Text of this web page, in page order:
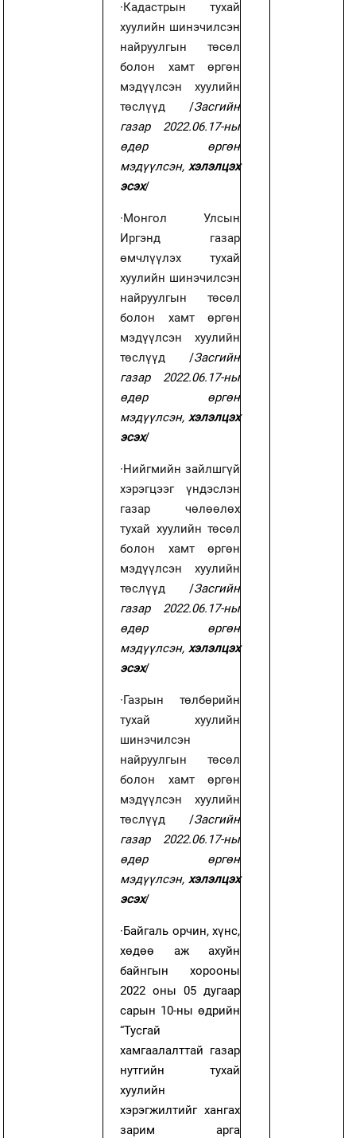
·Кадастрын тухай
хуулийн шинэчилсэн
найруулгын төсөл
болон хамт өргөн
мэдүүлсэн хуулийн
төслүүд/Засгийн
газар 2022.06.17-ны
өдөр өргөн
мэдүүлсэн,хэлэлцэх
эсэх/
·Монгол Улсын
Иргэнд газар
өмчлүүлэх тухай
хуулийн шинэчилсэн
найруулгын төсөл
болон хамт өргөн
мэдүүлсэн хуулийн
төслүүд /Засгийн
газар 2022.06.17-ны
өдөр өргөн
мэдүүлсэн,хэлэлцэх
эсэх/
·Нийгмийн зайлшгүй
хэрэгцээг үндэслэн
газар чөлөөлөх
тухай хуулийн төсөл
болон хамт өргөн
мэдүүлсэн хуулийн
төслүүд /Засгийн
газар 2022.06.17-ны
өдөр өргөн
мэдүүлсэн,хэлэлцэх
эсэх/
·Газрын төлбөрийн
тухай хуулийн
шинэчилсэн
найруулгын төсөл
болон хамт өргөн
мэдүүлсэн хуулийн
төслүүд /Засгийн
газар 2022.06.17-ны
өдөр өргөн
мэдүүлсэн,хэлэлцэх
эсэх/
·Байгаль орчин, хүнс,
хөдөө аж ахуйн
байнгын хорооны
2022 оны 05 дугаар
сарын 10-ны өдрийн
“Тусгай
хамгаалалттай газар
нутгийн тухай
хуулийн
хэрэгжилтийг хангах
зарим арга